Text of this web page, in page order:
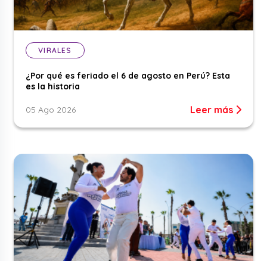
VIRALES
¿Por qué es feriado el 6 de agosto en Perú? Esta
es la historia
05 Ago 2026 Leer más